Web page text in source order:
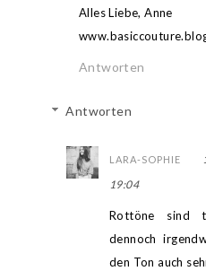
Alles Liebe, Anne
Antworten
Antworten
LARA-SOPHIE
19:04
Rottöne sind
dennoch
den Ton auch